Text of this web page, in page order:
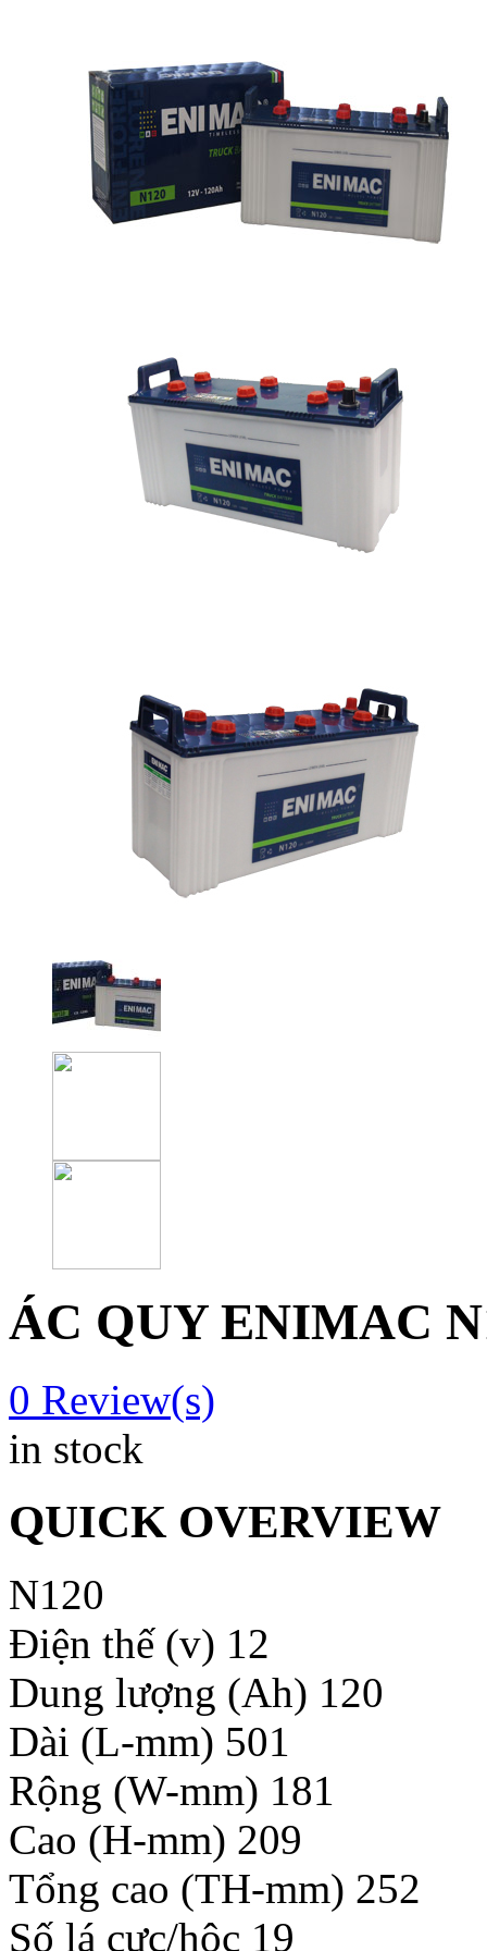
ÁC QUY ENIMAC
0 Review(s)
in stock
QUICK OVERVIEW
N120
Điện thế (v) 12
Dung lượng (Ah) 120
Dài (L-mm) 501
Rộng (W-mm) 181
Cao (H-mm) 209
Tổng cao (TH-mm) 252
Số lá cực/hộc 19